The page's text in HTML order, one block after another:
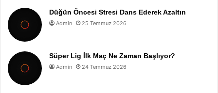
Düğün Öncesi Stresi Dans Ederek Azaltın
Admin 25 Temmuz 2026
Süper Lig İlk Maç Ne Zaman Başlıyor?
Admin 24 Temmuz 2026